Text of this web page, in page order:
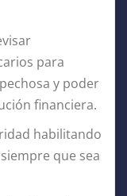
para
y poder
financiera.
habilitando
que sea